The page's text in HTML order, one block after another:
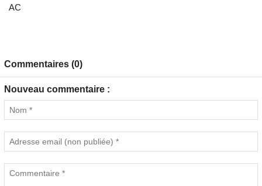
AC
Commentaires (0)
Nouveau commentaire :